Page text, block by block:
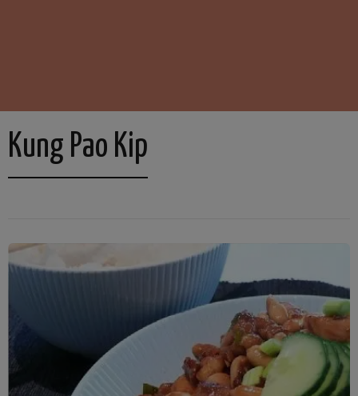
Kung Pao Kip